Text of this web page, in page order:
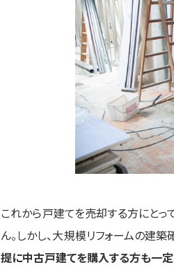
これから戸建てを売却する方にと
ん。しかし、大規模リフォームの建
提に中古戸建てを購入する方も一